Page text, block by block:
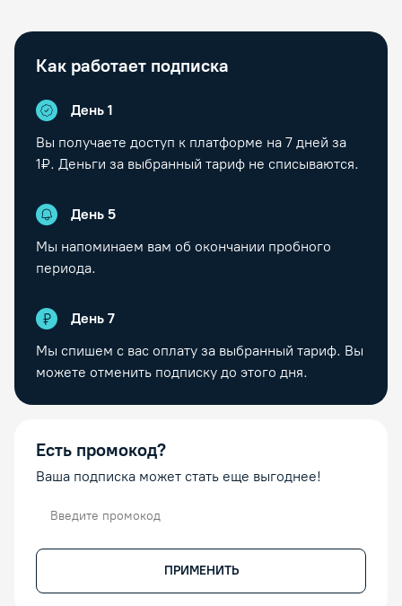
Как работает подписка
День 1
Вы получаете доступ к платформе на 7 дней за
1₽. Деньги за выбранный тариф не списываются.
День 5
Мы напоминаем вам об окончании пробного
периода.
День 7
Мы спишем с вас оплату за выбранный тариф. Вы
можете отменить подписку до этого дня.
Есть промокод?
Ваша подписка может стать еще выгоднее!
ПРИМЕНИТЬ